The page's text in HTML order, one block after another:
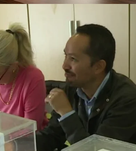
nos han explicado
que acaban de firmar
el que se pretende que
tan cuesta arriba.
no todas las empresas
sino que tendrán
vez que negocien la
"Que lo quieran hacer o
ha contado 'Ac2ality'.
poder beneficiarse de